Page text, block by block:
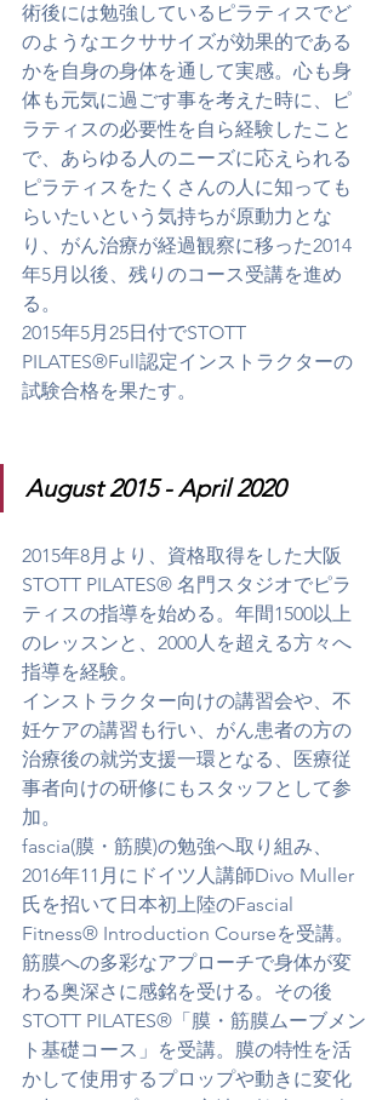
術後には勉強しているピラティスでど
のようなエクササイズが効果的である
かを自身の身体を通して実感。心も身
体も元気に過ごす事を考えた時に、ピ
ラティスの必要性を自ら経験したこと
で、あらゆる人のニーズに応えられる
ピラティスをたくさんの人に知っても
らいたいという気持ちが原動力とな
り、がん治療が経過観察に移った2014
年5月以後、残りのコース受講を進め
る。
2015年5月25日付でSTOTT
PILATES®Full認定インストラクターの
試験合格を果たす。
August 2015 - April 2020
2015年8月より、資格取得をした大阪
STOTT PILATES® 名門スタジオでピラ
ティスの指導を始める。年間1500以上
のレッスンと、2000人を超える方々へ
指導を経験。
インストラクター向けの講習会や、不
妊ケアの講習も行い、がん患者の方の
治療後の就労支援一環となる、医療従
事者向けの研修にもスタッフとして参
加。
fascia(膜・筋膜)の勉強へ取り組み、
2016年11月にドイツ人講師Divo Muller
氏を招いて日本初上陸のFascial
Fitness®︎ Introduction Courseを受講。
筋膜への多彩なアプローチで身体が変
わる奥深さに感銘を受ける。その後
STOTT PILATES®︎「膜・筋膜ムーブメン
ト基礎コース」を受講。膜の特性を活
かして使用するプロップや動きに変化